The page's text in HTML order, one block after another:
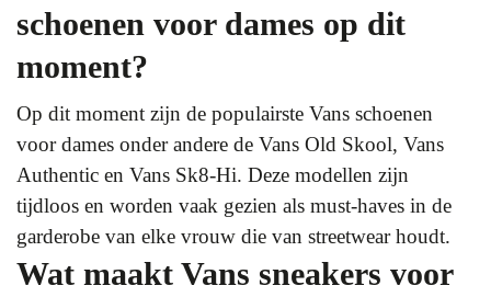
schoenen voor dames op dit
moment?
Op dit moment zijn de populairste Vans schoenen
voor dames onder andere de Vans Old Skool, Vans
Authentic en Vans Sk8-Hi. Deze modellen zijn
tijdloos en worden vaak gezien als must-haves in de
garderobe van elke vrouw die van streetwear houdt.
Wat maakt Vans sneakers voor